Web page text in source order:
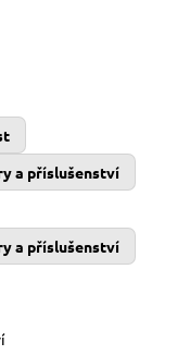
a příslušenství
a příslušenství